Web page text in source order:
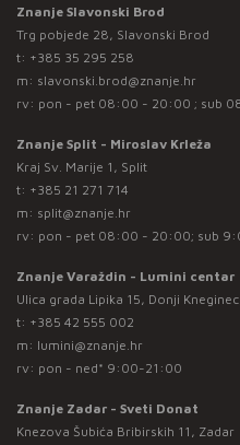
Znanje Slavonski Brod
Trg pobjede 28, Slavonski Brod
t: +385 35 295 258
m: slavonski.brod@znanje.hr
rv: pon - pet 08:00 - 20:00 ; sub
Znanje Split - Miroslav Krleža
Kraj Sv. Marije 1, Split
t: +385 21 271 714
m: split@znanje.hr
rv: pon - pet 08:00 - 20:00; sub
Znanje Varaždin - Lumini centar
Ulica grada Lipika 15, Donji
t: +385 42 555 002
m: lumini@znanje.hr
rv: pon - ned* 9:00-21:00
Znanje Zadar - Sveti Donat
Knezova Šubića Bribirskih 11, Zadar